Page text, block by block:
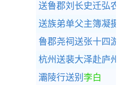
送鲁郡刘长史迁弘
送族弟单父主簿凝
鲁郡尧祠送张十四游
杭州送裴大泽赴庐
灞陵行送别 李白